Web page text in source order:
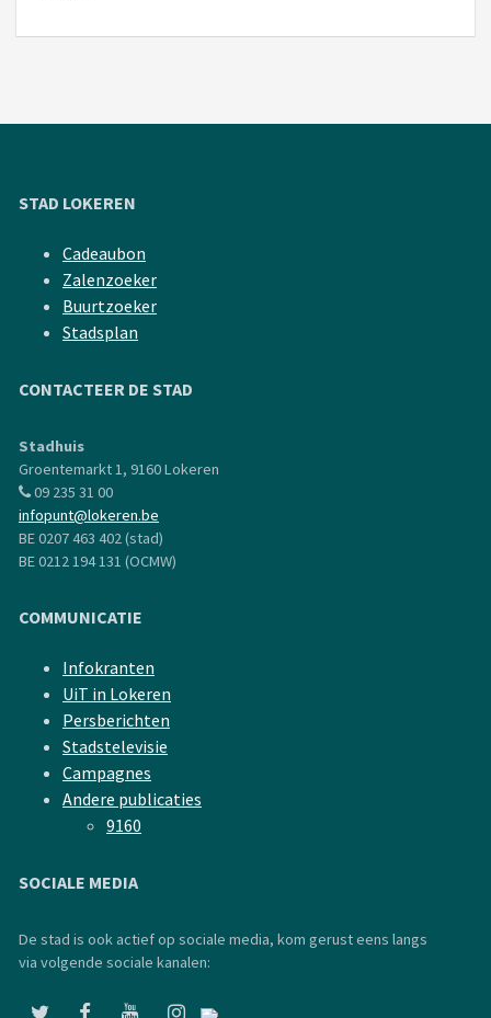
STAD LOKEREN
Cadeaubon
Zalenzoeker
Buurtzoeker
Stadsplan
CONTACTEER DE STAD
Stadhuis
Groentemarkt 1, 9160 Lokeren
09 235 31 00
infopunt@lokeren.be
BE 0207 463 402 (stad)
BE 0212 194 131 (OCMW)
COMMUNICATIE
Infokranten
UiT in Lokeren
Persberichten
Stadstelevisie
Campagnes
Andere publicaties
9160
SOCIALE MEDIA
De stad is ook actief op sociale media, kom gerust eens langs
via volgende sociale kanalen: